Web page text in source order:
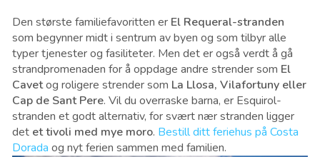
Den største familiefavoritten er El Requeral-stranden
som begynner midt i sentrum av byen og som tilbyr alle
typer tjenester og fasiliteter. Men det er også verdt å gå
strandpromenaden for å oppdage andre strender som El
Cavetog roligere strender som La Llosa, Vilafortuny eller
Cap de Sant Pere. Vil du overraske barna, er Esquirol-
stranden et godt alternativ, for svært nær stranden ligger
det et tivoli med mye moro. Bestill ditt feriehus på Costa
Dorada og nyt ferien sammen med familien.